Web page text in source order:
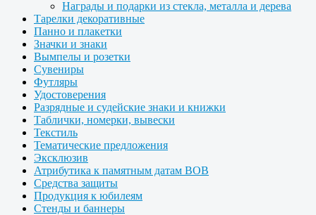
Награды и подарки из стекла, металла и дерева
Тарелки декоративные
Панно и плакетки
Значки и знаки
Вымпелы и розетки
Сувениры
Футляры
Удостоверения
Разрядные и судейские знаки и книжки
Таблички, номерки, вывески
Текстиль
Тематические предложения
Эксклюзив
Атрибутика к памятным датам ВОВ
Средства защиты
Продукция к юбилеям
Стенды и баннеры